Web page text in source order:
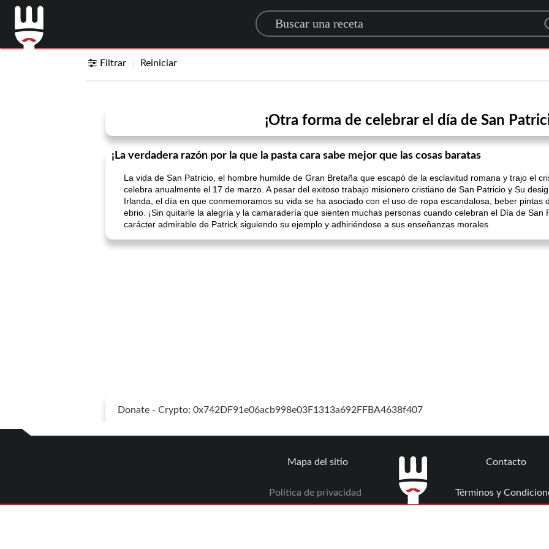
Search for a recipe
Filtrar Reiniciar
¡Otra forma de celebrar el día de San
¡La verdadera razón por la que la pasta cara sabe mejor que las cosas baratas
La vida de San Patricio, el hombre humilde de Gran Bretaña que escapó de la esclavitud romana y trajo el
celebra anualmente el 17 de marzo. A pesar del exitoso trabajo misionero cristiano de San Patricio y Su
Irlanda, el día en que conmemoramos su vida se ha asociado con el uso de ropa escandalosa, beber pintas
ebrio. ¡Sin quitarle la alegría y la camaradería que sienten muchas personas cuando celebran el Día de San
carácter admirable de Patrick siguiendo su ejemplo y adhiriéndose a sus enseñanzas morales
Donate - Crypto: 0x742DF91e06acb998e03F1313a692FFBA4638f407
Mapa del sitio
Política de privacidad
Contacto
Términos y